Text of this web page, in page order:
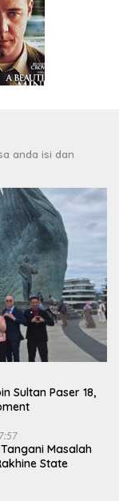
anda isi dan
Sultan Paser 18,
Masalah
State